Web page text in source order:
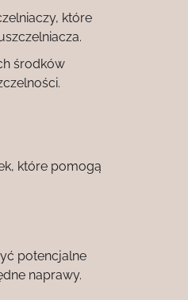
które
środków
które pomogą
potencjalne
naprawy.